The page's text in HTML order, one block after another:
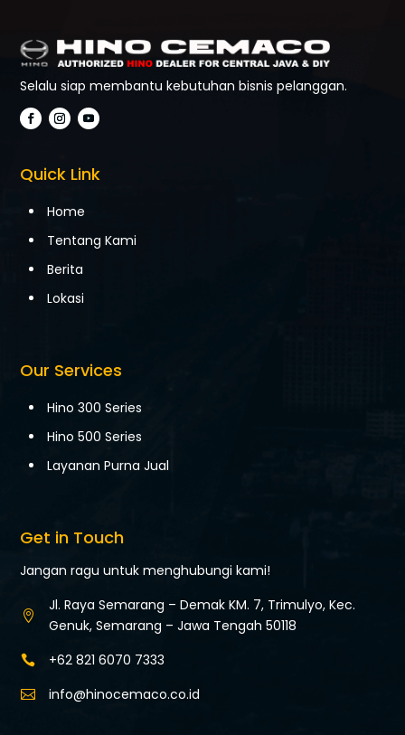
Selalu siap membantu kebutuhan bisnis pelanggan.
Quick Link
Home
Tentang Kami
Berita
Lokasi
Our Services
Hino 300 Series
Hino 500 Series
Layanan Purna Jual
Get in Touch
Jangan ragu untuk menghubungi kami!

Jl. Raya Semarang – Demak KM. 7, Trimulyo, Kec.
Genuk,Semarang – Jawa Tengah 50118
 +62 821 6070 7333
 info@hinocemaco.co.id